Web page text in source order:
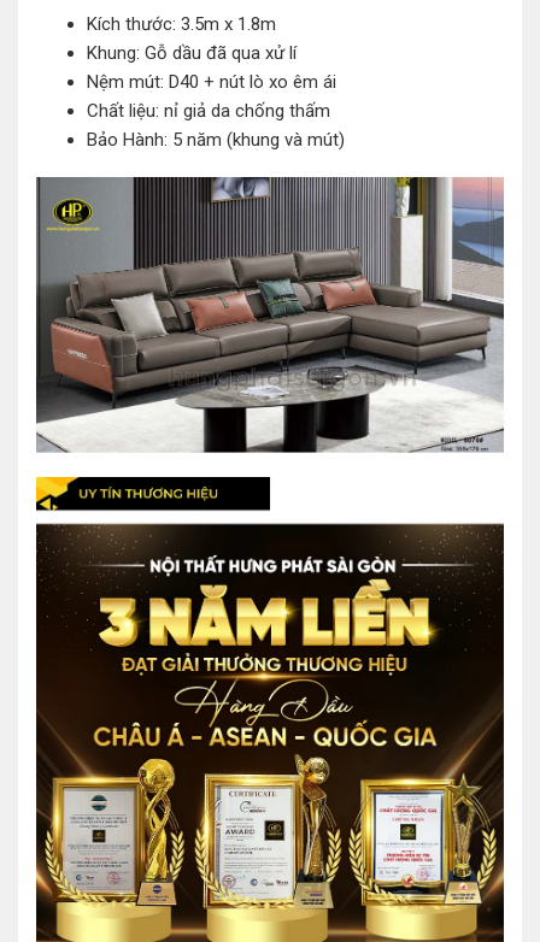
Kích thước: 3.5m x 1.8m
Khung: Gỗ dầu đã qua xử lí
Nệm mút: D40 + nút lò xo êm ái
Chất liệu: nỉ giả da chống thấm
Bảo Hành: 5 năm (khung và mút)